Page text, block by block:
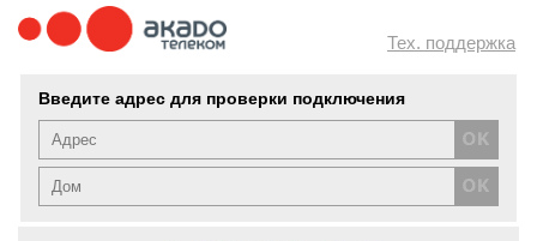
Тех. поддержка
Введите адрес для проверки подключения